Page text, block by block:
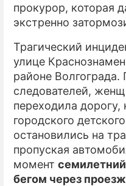
прокурор, которая
экстренно
Трагический
улице
районе
следователей,
переходила дорогу,
городского
остановились на
пропуская
момент
бегом через